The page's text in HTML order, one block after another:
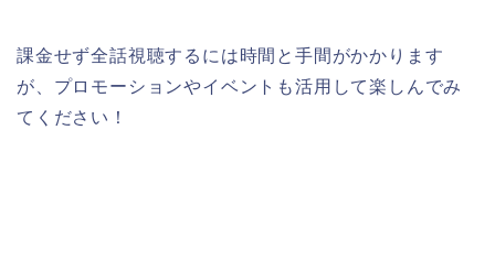
課金せず全話視聴するには時間と手間がかかります
が、プロモーションやイベントも活用して楽しんでみ
てください！